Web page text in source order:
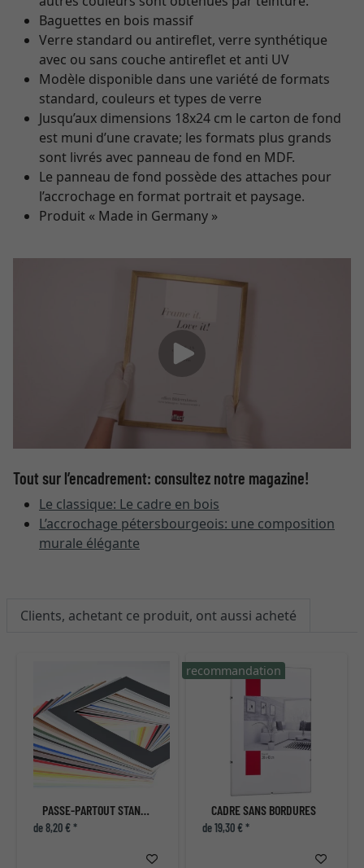
Baguettes en bois massif
Verre standard ou antireflet, verre synthétique
avec ou sans couche antireflet et anti UV
Modèle disponible dans une variété de formats
standard, couleurs et types de verre
Jusqu’aux dimensions 18x24 cm le carton de fond
est muni d’une cravate; les formats plus grands
sont livrés avec panneau de fond en MDF.
Le panneau de fond possède des attaches pour
l’accrochage en format portrait et paysage.
Produit « Made in Germany »
Tout sur l’encadrement: consultez notre magazine!
Le classique: Le cadre en bois
L’accrochage pétersbourgeois: une composition
murale élégante
Clients, achetant ce produit, ont aussi acheté
PASSE-PARTOUT STANDARD
de 8,20 € *
CADRE SANS BORDURES
de 19,30 € *
recommandation